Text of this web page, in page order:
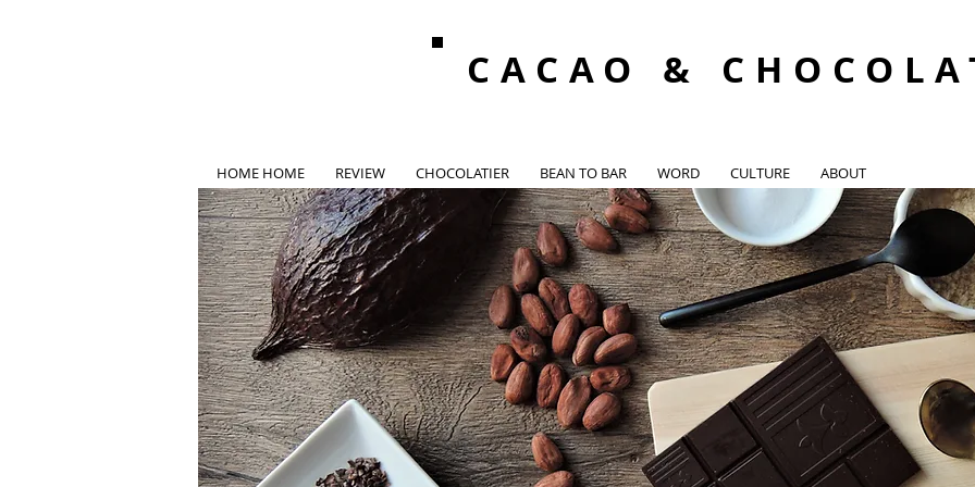
CACAO &
HOME HOME REVIEW CHOCOLATIER BEAN TO BAR WORD CULTURE ABOUT